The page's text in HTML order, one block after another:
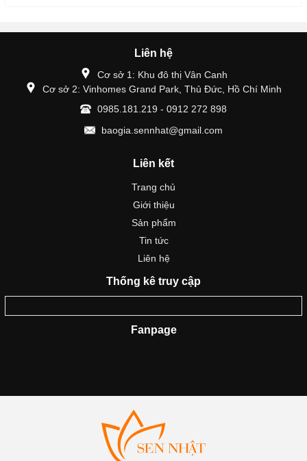
Liên hệ
Cơ sở 1: Khu đô thị Vân Canh
Cơ sở 2: Vinhomes Grand Park, Thủ Đức, Hồ Chí Minh
0985.181.219 - 0912 272 898
baogia.sennhat@gmail.com
Liên kết
Trang chủ
Giới thiệu
Sản phẩm
Tin tức
Liên hệ
Thống kê truy cập
Fanpage